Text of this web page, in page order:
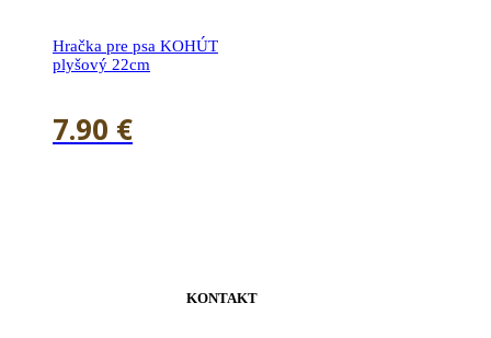
Hračka pre psa KOHÚT
plyšový 22cm
7.90 €
KONTAKT